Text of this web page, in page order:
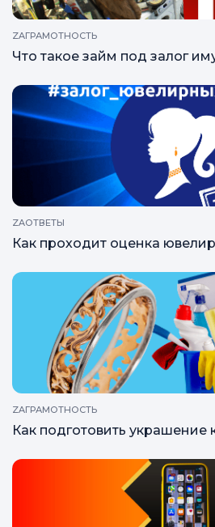
ZAГРАМОТНОСТЬ
Что такое займ под залог
ZAОТВЕТЫ
Как проходит оценка
ZAГРАМОТНОСТЬ
Как подготовить украшение